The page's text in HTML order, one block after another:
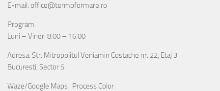
E-mail: office@termoformare.ro
Program:
Luni – Vineri 8:00 – 16:00
Adresa: Str. Mitropolitul Veniamin Costache nr. 22, Etaj 3
Bucuresti, Sector 5
Waze/Google Maps : Process Color